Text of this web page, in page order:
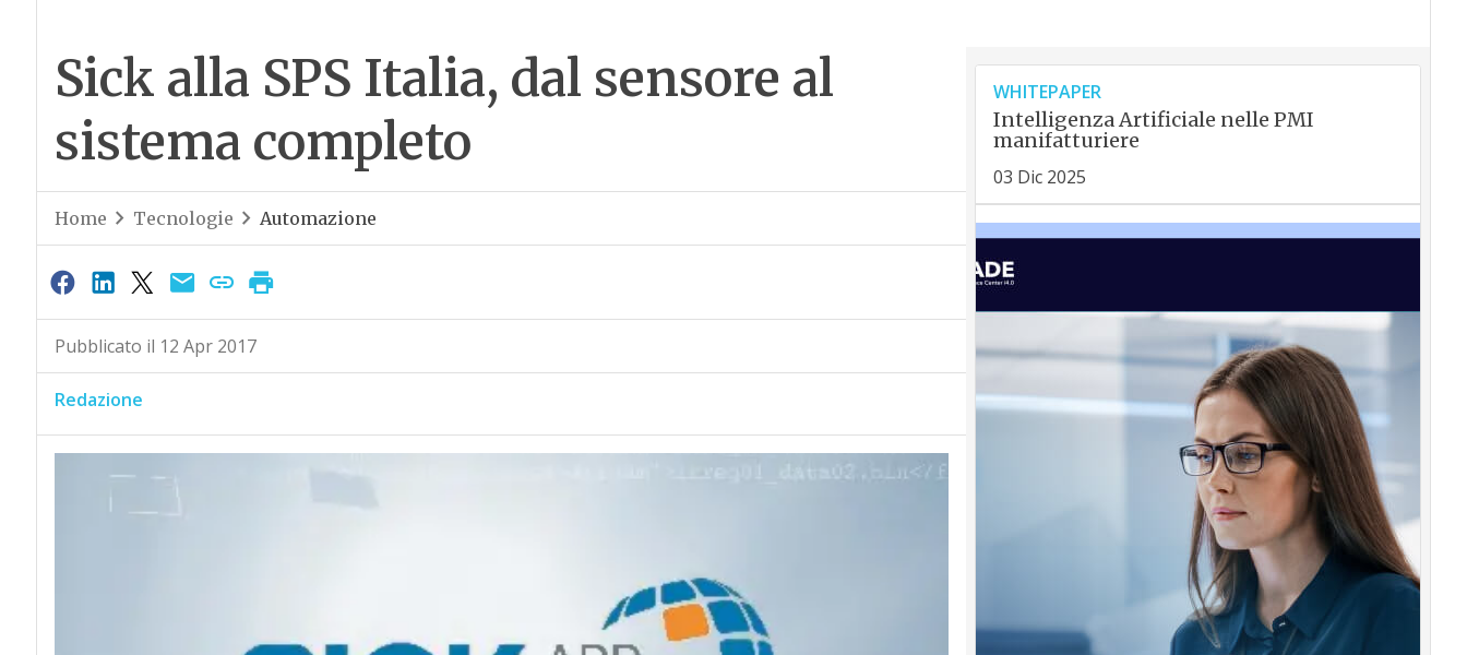
Sick alla SPS Italia, dal sensore al
sistema completo
Home Tecnologie Automazione
Pubblicato il 12 Apr 2017
Redazione
WHITEPAPER
Intelligenza Artificiale nelle PMI
manifatturiere
03 Dic 2025